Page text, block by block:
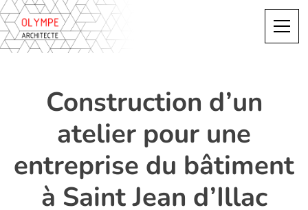
Skip
to
content
Construction d’un
atelier pour une
entreprise du bâtiment
à Saint Jean d’Illac